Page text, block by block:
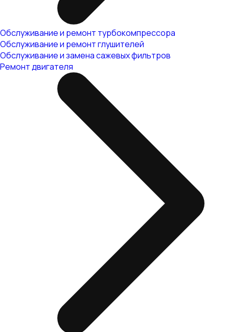
Обслуживание и ремонт турбокомпрессора
Обслуживание и ремонт глушителей
Обслуживание и замена сажевых фильтров
Ремонт двигателя